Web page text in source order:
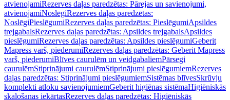
atvienojamiRezerves daļas paredzētas: Pārejas un savienojumi,
atvienojamiNoslēgiRezerves daļas paredzētas:
NoslēgiPieslēgumiRezerves daļas paredzētas: PieslēgumiApsildes
trejgabalsRezerves daļas paredzētas: Apsildes trejgabalsApsildes
pieslēgumiRezerves daļas paredzētas: Apsildes pieslēgumiGeberit
Mapress varš, piederumiRezerves daļas paredzētas: Geberit Mapress
varš, piederumiBlīves caurulēm un veidgabaliemPārsegi
caurulēmStiprinājumi caurulēmStiprinājumi pieslēgumiemRezerves
daļas paredzētas: Stiprinājumi pieslēgumiemSistēmas blīvesSkrūvju
komplekti atloku savienojumiemGeberit higiēnas sistēmaHigiēniskās
skalošanas iekārtasRezerves daļas paredzētas: Higiēniskās